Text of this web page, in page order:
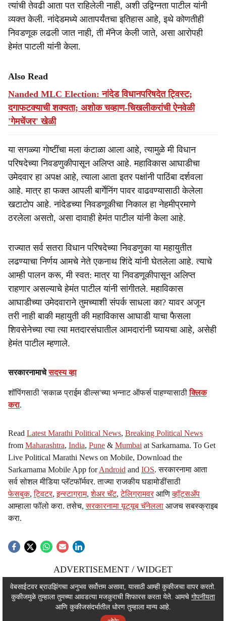
त्यांची तेवढी आता पत राहिलेली नाही, अशी उद्विग्नता पाटील यांनी
व्यक्त केली. नांदेडमध्ये आतापर्यंतचा इतिहास आहे, इथे कोणतीही
निवडणूक लढली जात नाही, ती मॅनेज केली जाते, असा आरोपही
हेमंत पाटली यांनी केला.
Also Read
Nanded MLC Election: नांदेड विधानपरिषदेत ट्विस्ट;
दगाफटक्याची शक्यता; अशोक चव्हाण-चिखलीकरांची ऐनवेळी
'गेमचेंजर' खेळी
या सगळ्या गोष्टींचा मला कंटाळा आला आहे, त्यामुळे मी विधान
परिषदेच्या निवडणुकीपासून अलिप्त आहे. महाविकास आघाडीचा
उमेदवार हा अपक्ष आहे, त्याला आता इतर पक्षांनी पाठिंबा दर्शवला
आहे. मात्र हा फक्त आपली बार्गेनिंग पावर वाढवण्यासाठी केलेला
खटाटोप आहे. नांदेडच्या निवडणूकीचा निकाल हा नेहमीप्रमाणे
ठरलेला असतो, असा दावाही हेमंत पाटील यांनी केला आहे.
राज्यात सर्व सतरा विधान परिषदेच्या निवडणुका या महायुतीत
लढण्याचा निर्णय आमचे नेते एकनाथ शिंदे यांनी घेतलेला आहे. त्याचे
आम्ही पालन करू, मी स्वत: मात्र या निवडणूकीपासून अलिप्त
राहणार असल्याचे हेमंत पाटील यांनी सांगीतले. महाविकास
आघाडीच्या उमेदवाराने तुमच्याशी संपर्क साधला का? यावर अजून
तरी नाही बाकी महायुती की महाविकास आघाडी याचा फैसला
शिवसेनेच्या त्या त्या मतदारसंघातील आमदारांनी घ्यायचा आहे, असेही
हेमंत पाटील म्हणाले.
सरकारनामाचेसदस्य व्हा
शॉपिंगसाठी 'सकाळ प्राईम डील्स'च्या भन्नाट ऑफर्स पाहण्यासाठीक्लिक
करा.
Read Latest Marathi Political News, Breaking Political News
from Maharashtra, India, Pune & Mumbai at Sarkarnama. To Get
Live Political Marathi News on Mobile, Download the
Sarkarnama Mobile App forAndroid and IOS. सरकारनामा आता
सर्व सोशल मीडिया प्लॅटफॉर्मवर. ताज्या राजकीय घडामोडींसाठी
फेसबुक,ट्विटर,इन्स्टाग्राम,शेअर चॅट,टेलिग्रामवर आणिव्हॉट्सॲप
आम्हाला फॉलो करा. तसेच,सरकारनामा यूट्यूब चॅनेलला आजच सबस्क्राइब
करा.
ADVERTISEMENT / WIDGET
ADVERTISEMENT / WIDGET
ADVERTISEMENT / WIDGET
वेबसाईटवर ब्राउझिंगचा अनुभव सर्वोत्तम असावा, यासाठी आम्ही कुकीजचा वापर करतो.
कुकीजमुळे तुम्हाला तुमच्या आवडत्या मजकुराची शिफारस करता येते. आमचे गोपनीयता
आणि कुकीजसंदर्भातील धोरण तुम्हाला मान्य आहे.